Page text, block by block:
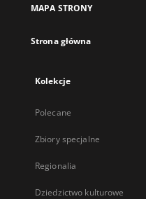
MAPA STRONY
Strona główna
Kolekcje
Polecane
Zbiory specjalne
Regionalia
Dziedzictwo kulturowe